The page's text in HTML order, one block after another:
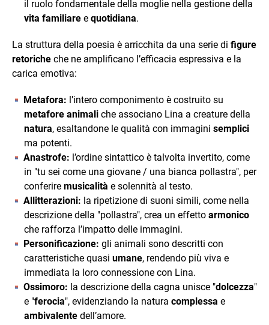
il ruolo fondamentale della moglie nella gestione della
vita familiare e quotidiana.
La struttura della poesia è arricchita da una serie di figure
retoriche che ne amplificano l’efficacia espressiva e la
carica emotiva:
Metafora: l’intero componimento è costruito su
metafore animali che associano Lina a creature della
natura, esaltandone le qualità con immagini semplici
ma potenti.
Anastrofe: l’ordine sintattico è talvolta invertito, come
in "tu sei come una giovane / una bianca pollastra", per
conferire musicalità e solennità al testo.
Allitterazioni: la ripetizione di suoni simili, come nella
descrizione della "pollastra", crea un effetto armonico
che rafforza l’impatto delle immagini.
Personificazione: gli animali sono descritti con
caratteristiche quasi umane, rendendo più viva e
immediata la loro connessione con Lina.
Ossimoro: la descrizione della cagna unisce "dolcezza"
e "ferocia", evidenziando la natura complessa e
ambivalente dell’amore.